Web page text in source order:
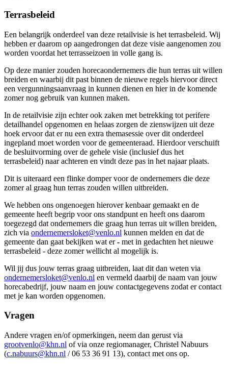
Terrasbeleid
Een belangrijk onderdeel van deze retailvisie is het terrasbeleid. Wij
hebben er daarom op aangedrongen dat deze visie aangenomen zou
worden voordat het terrasseizoen in volle gang is.
Op deze manier zouden horecaondernemers die hun terras uit willen
breiden en waarbij dit past binnen de nieuwe regels hiervoor direct
een vergunningsaanvraag in kunnen dienen en hier in de komende
zomer nog gebruik van kunnen maken.
In de retailvisie zijn echter ook zaken met betrekking tot perifere
detailhandel opgenomen en helaas zorgen de zienswijzen uit deze
hoek ervoor dat er nu een extra themasessie over dit onderdeel
ingepland moet worden voor de gemeenteraad. Hierdoor verschuift
de besluitvorming over de gehele visie (inclusief dus het
terrasbeleid) naar achteren en vindt deze pas in het najaar plaats.
Dit is uiteraard een flinke domper voor de ondernemers die deze
zomer al graag hun terras zouden willen uitbreiden.
We hebben ons ongenoegen hierover kenbaar gemaakt en de
gemeente heeft begrip voor ons standpunt en heeft ons daarom
toegezegd dat ondernemers die graag hun terras uit willen breiden,
zich via ondernemersloket@venlo.nl kunnen melden en dat de
gemeente dan gaat bekijken wat er- met in gedachten het nieuwe
terrasbeleid - deze zomer wellicht al mogelijk is.
Wil jij dus jouw terras graag uitbreiden, laat dit dan weten via
ondernemersloket@venlo.nl en vermeld daarbij de naam van jouw
horecabedrijf, jouw naam en jouw contactgegevens zodat er contact
met je kan worden opgenomen.
Vragen
Andere vragen en/of opmerkingen, neem dan gerust via
grootvenlo@khn.nl of via onze regiomanager, Christel Nabuurs
(c.nabuurs@khn.nl / 06 53 36 91 13), contact met ons op.